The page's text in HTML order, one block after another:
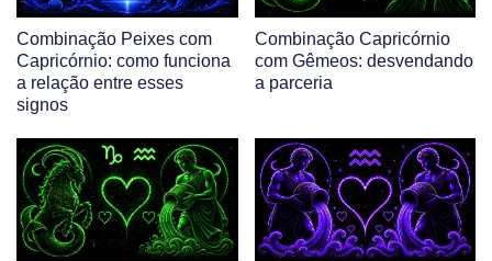
Combinação Peixes com
Capricórnio: como funciona
a relação entre esses
signos
Combinação Capricórnio
com Gêmeos: desvendando
a parceria